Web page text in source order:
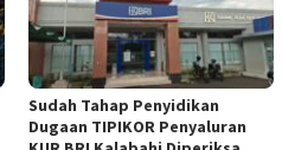
Sudah Tahap Penyidikan
Dugaan TIPIKOR Penyaluran